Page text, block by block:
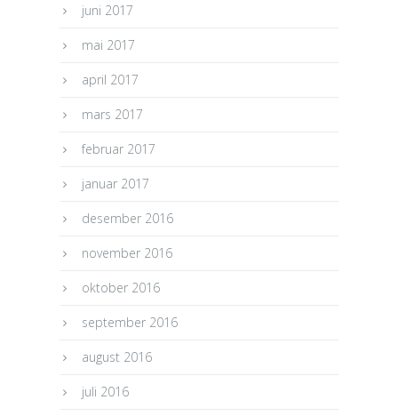
juni 2017
mai 2017
april 2017
mars 2017
februar 2017
januar 2017
desember 2016
november 2016
oktober 2016
september 2016
august 2016
juli 2016